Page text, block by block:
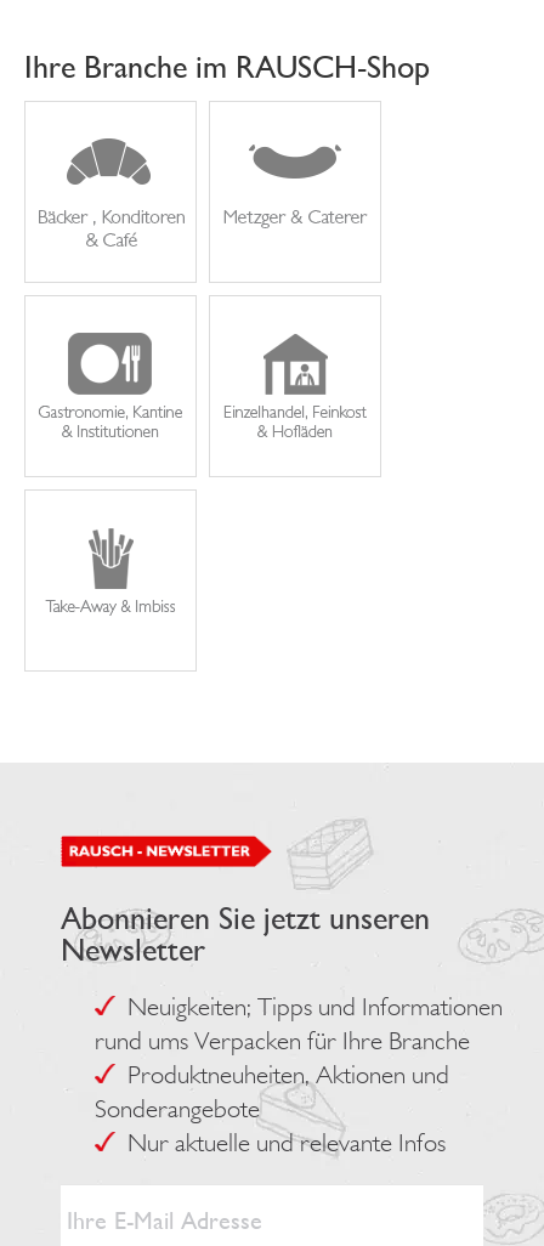
Ihre Branche im RAUSCH-Shop
Abonnieren Sie jetzt unseren
Newsletter
Neuigkeiten; Tipps und Informationen
rund ums Verpacken für Ihre Branche
Produktneuheiten, Aktionen und
Sonderangebote
Nur aktuelle und relevante Infos